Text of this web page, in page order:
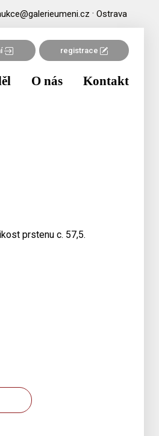
· Ostrava
registrace
O nás Kontakt
prstenu c. 57,5.